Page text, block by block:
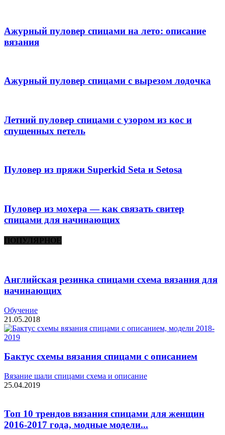
Ажурный пуловер спицами на лето: описание
вязания
Ажурный пуловер спицами с вырезом лодочка
Летний пуловер спицами с узором из кос и
спущенных петель
Пуловер из пряжи Superkid Seta и Setosa
Пуловер из мохера — как связать свитер
спицами для начинающих
ПОПУЛЯРНОЕ
Английская резинка спицами схема вязания для
начинающих
Обучение
21.05.2018
Бактус схемы вязания спицами с описанием
Вязание шали спицами схема и описание
25.04.2019
Топ 10 трендов вязания спицами для женщин
2016-2017 года, модные модели...